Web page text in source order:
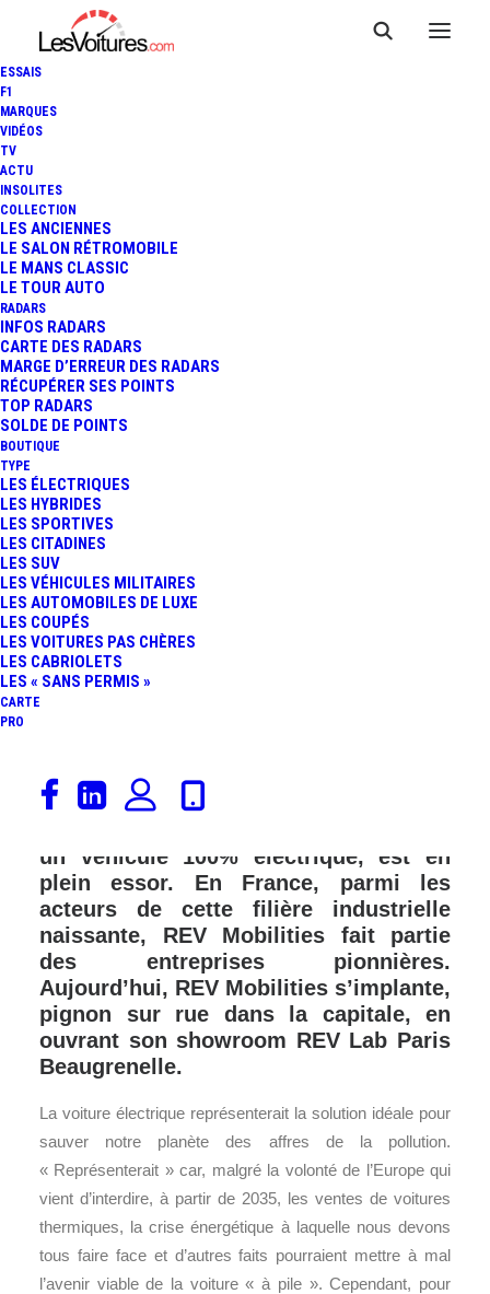
ESSAIS
F1
MARQUES
VIDÉOS
TV
ACTU
INSOLITES
COLLECTION
LES ANCIENNES
LE SALON RÉTROMOBILE
LE MANS CLASSIC
LE TOUR AUTO
RADARS
INFOS RADARS
CARTE DES RADARS
MARGE D’ERREUR DES RADARS
RÉCUPÉRER SES POINTS
TOP RADARS
SOLDE DE POINTS
BOUTIQUE
TYPE
LES ÉLECTRIQUES
LES HYBRIDES
LES SPORTIVES
LES CITADINES
LES SUV
LES VÉHICULES MILITAIRES
LES AUTOMOBILES DE LUXE
LES COUPÉS
LES VOITURES PAS CHÈRES
LES CABRIOLETS
LES « SANS PERMIS »
CARTE
PRO
RÉTROFIT : REV MOBILITIES
OUVRE SON LAB PARIS
4 Minutes |
La tendance automobile qui consiste à
convertir une voiture ancienne, ou plus
un véhicule 100% électrique, est en
plein essor. En France, parmi les
acteurs de cette filière industrielle
naissante, REV Mobilities fait partie
des entreprises pionnières.
Aujourd’hui, REV Mobilities s’implante,
pignon sur rue dans la capitale, en
ouvrant son showroom REV Lab Paris
Beaugrenelle.
La voiture électrique représenterait la solution idéale pour
sauver notre planète des affres de la pollution.
« Représenterait » car, malgré la volonté de l’Europe qui
vient d’interdire, à partir de 2035, les ventes de voitures
thermiques, la crise énergétique à laquelle nous devons
tous faire face et d’autres faits pourraient mettre à mal
l’avenir viable de la voiture « à pile ». Cependant, pour